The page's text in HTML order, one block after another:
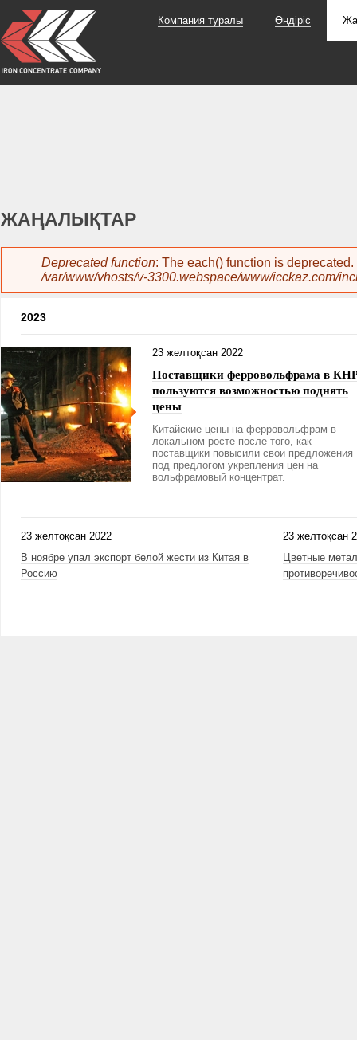
Компания туралы Өндіріс
ЖАҢАЛЫҚТАР
Error message
Deprecated function: The each() function is
/var/www/vhosts/v-3300.webspace/www/icckaz.com/
2023
23 желтоқсан 2022
Поставщики ферровольфрама в
пользуются возможностью поднять
цены
Китайские цены на ферровольфрам в
локальном росте после того, как
поставщики повысили свои предложения
под предлогом укрепления цен на
вольфрамовый концентрат.
23 желтоқсан 2022
В ноябре упал экспорт белой жести из Китая в
Россию
23 желтоқсан
Цветные